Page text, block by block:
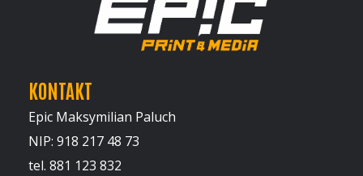
KONTAKT
Epic Maksymilian Paluch
NIP: 918 217 48 73
tel. 881 123 832